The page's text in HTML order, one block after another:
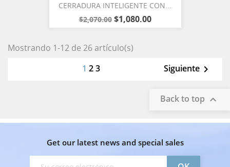
CERRADURA INTELIGENTE CON...
$2,070.00 $1,080.00
Mostrando 1-12 de 26 artículo(s)
1 23 Siguiente 
Back to top 
Get our latest news and special sales